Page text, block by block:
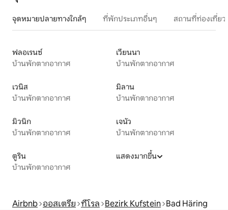
จุดหมายปลายทางใกล้ๆ ที่พักประเภทอื่นๆ สถานที่ท่องเที่ย
ฟลอเรนซ์
บ้านพักตากอากาศ
เวียนนา
บ้านพักตากอากาศ
เวนิส
บ้านพักตากอากาศ
มิลาน
บ้านพักตากอากาศ
มิวนิก
บ้านพักตากอากาศ
เจนัว
บ้านพักตากอากาศ
ตูริน
บ้านพักตากอากาศ
แสดงมากขึ้น
Airbnb ออสเตรีย ทีโรล Bezirk Kufstein Bad Häring